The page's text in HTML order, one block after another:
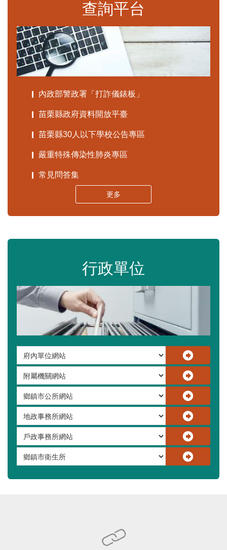
查詢平台
內政部警政署「打詐儀錶板」
苗栗縣政府資料開放平臺
苗栗縣30人以下學校公告專區
嚴重特殊傳染性肺炎專區
常見問答集
更多
行政單位